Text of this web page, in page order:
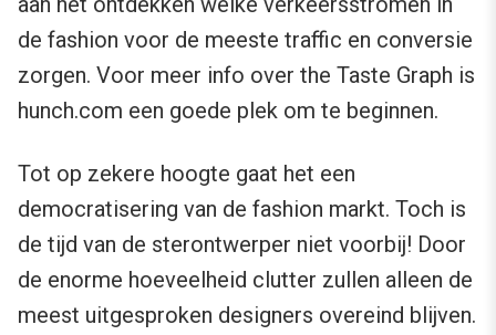
de fashion voor de meeste traffic en conversie
zorgen. Voor meer info over the Taste Graph is
hunch.com een goede plek om te beginnen.
Tot op zekere hoogte gaat het een
democratisering van de fashion markt. Toch is
de tijd van de sterontwerper niet voorbij! Door
de enorme hoeveelheid clutter zullen alleen de
meest uitgesproken designers overeind blijven.